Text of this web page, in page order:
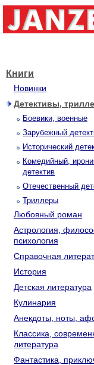
Книги
Новинки
Детективы,
Боевики, военные
Зарубежный
Исторический
Комедийный,
детектив
Отечественный
Триллеры
Любовный роман
Астрология,
психология
Справочная
История
Детская литература
Кулинария
Анекдоты, ноты,
Классика,
литература
Фантастика,